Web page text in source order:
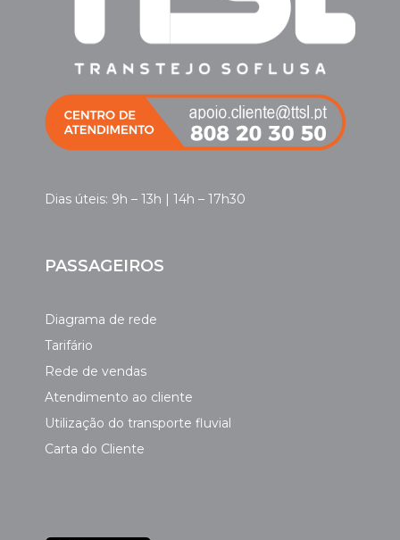
Dias úteis: 9h – 13h | 14h – 17h30
PASSAGEIROS
Diagrama de rede
Tarifário
Rede de vendas
Atendimento ao cliente
Utilização do transporte fluvial
Carta do Cliente